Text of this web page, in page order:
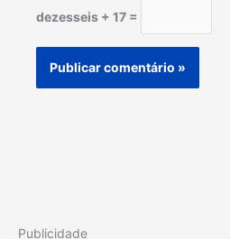
dezesseis + 17 =
Publicidade